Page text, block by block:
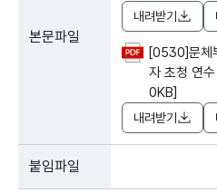
본문파일
내려받기
[0530]문체
자 초청 연
0KB]
내려받기
붙임파일